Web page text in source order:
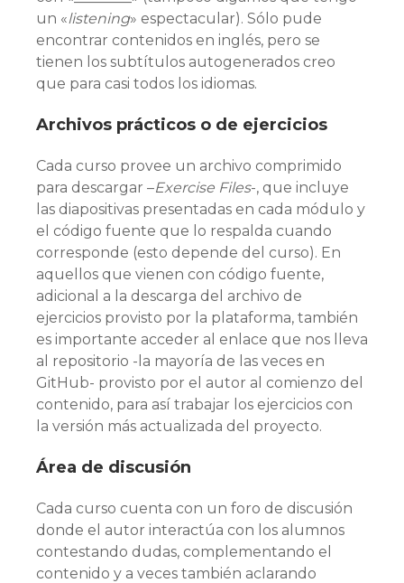
un «listening» espectacular). Sólo pude
encontrar contenidos en inglés, pero se
tienen los subtítulos autogenerados creo
que para casi todos los idiomas.
Archivos prácticos o de ejercicios
Cada curso provee un archivo comprimido
para descargar –Exercise Files-, que incluye
las diapositivas presentadas en cada módulo y
el código fuente que lo respalda cuando
corresponde (esto depende del curso). En
aquellos que vienen con código fuente,
adicional a la descarga del archivo de
ejercicios provisto por la plataforma, también
es importante acceder al enlace que nos lleva
al repositorio -la mayoría de las veces en
GitHub- provisto por el autor al comienzo del
contenido, para así trabajar los ejercicios con
la versión más actualizada del proyecto.
Área de discusión
Cada curso cuenta con un foro de discusión
donde el autor interactúa con los alumnos
contestando dudas, complementando el
contenido y a veces también aclarando